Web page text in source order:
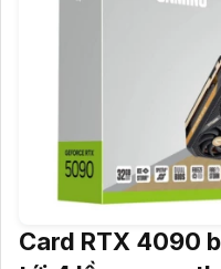
Card RTX 4090